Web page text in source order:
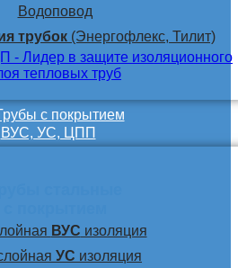
Водоповод
трубок (Энергофлекс, Тилит)
с покрытием
ВУС, УС, ЦПП
ВУС изоляция
УС изоляция